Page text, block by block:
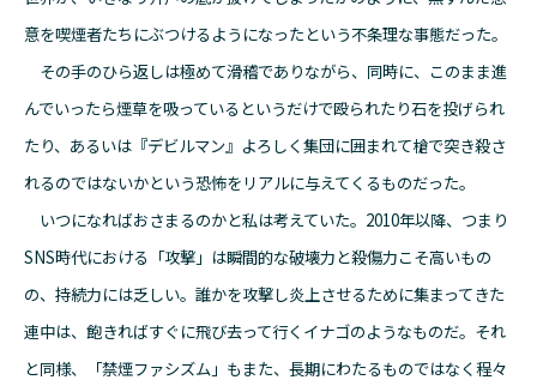
意を喫煙者たちにぶつけるようになったという不条理な事態だった。
その手のひら返しは極めて滑稽でありながら、同時に、このまま進
んでいったら煙草を吸っているというだけで殴られたり石を投げられ
たり、あるいは『デビルマン』よろしく集団に囲まれて槍で突き殺さ
れるのではないかという恐怖をリアルに与えてくるものだった。
いつになればおさまるのかと私は考えていた。2010年以降、つまり
SNS時代における「攻撃」は瞬間的な破壊力と殺傷力こそ高いもの
の、持続力には乏しい。誰かを攻撃し炎上させるために集まってきた
連中は、飽きればすぐに飛び去って行くイナゴのようなものだ。それ
と同様、「禁煙ファシズム」もまた、長期にわたるものではなく程々